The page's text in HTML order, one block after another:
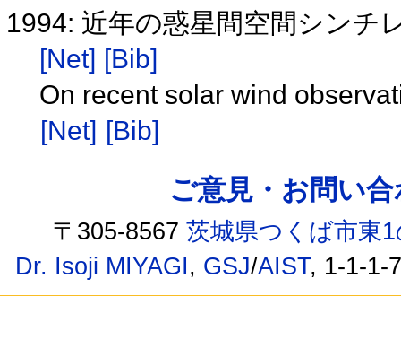
1994: 近年の惑星間空間シンチ
[Net] [Bib]
On recent solar wind
[Net] [Bib]
ご意見・お問い
〒305-8567茨城県つくば市東
Dr. Isoji MIYAGI, GSJ/AIST, 1-1-1-